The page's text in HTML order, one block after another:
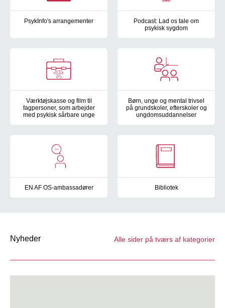
PsykInfo's arrangementer
Hvert år i januar og august udkommer PsykInfo's
Podcast: Lad os tale om
psykisk sygdom
Værktøjskasse og film til
fagpersoner, som arbejder
med psykisk sårbare unge
Børn, unge og mental trivsel
på grundskoler, efterskoler og
ungdomsuddannelser
EN AF OS-ambassadører Bibliotek
Nyheder Alle sider på tværs af kategorier